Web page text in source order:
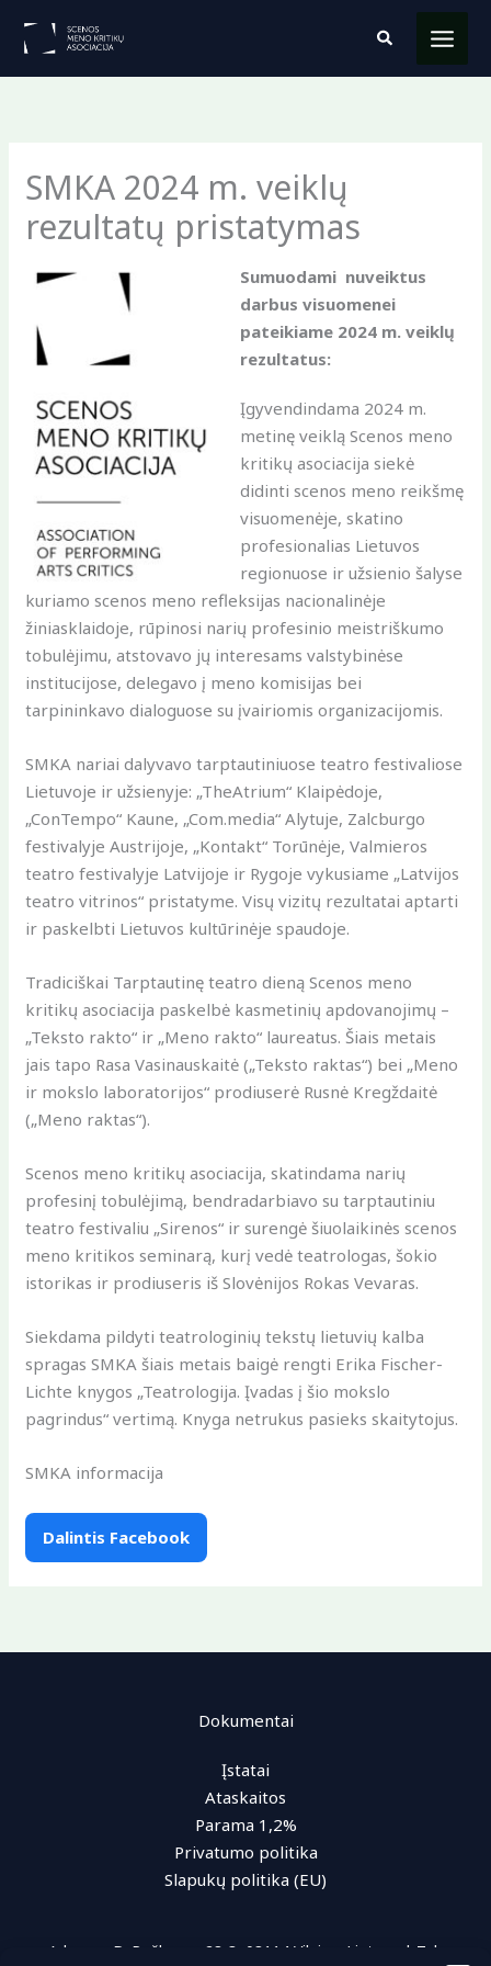
prie
Paieška
SMKA 2024 m. veiklų
rezultatų pristatymas
Sumuodami nuveiktus
darbus visuomenei
pateikiame 2024 m. veiklų
rezultatus:
Įgyvendindama 2024 m.
metinę veiklą Scenos meno
kritikų asociacija siekė
didinti scenos meno reikšmę
visuomenėje, skatino
profesionalias Lietuvos
regionuose ir užsienio šalyse
kuriamo scenos meno refleksijas nacionalinėje
žiniasklaidoje, rūpinosi narių profesinio meistriškumo
tobulėjimu, atstovavo jų interesams valstybinėse
institucijose, delegavo į meno komisijas bei
tarpininkavo dialoguose su įvairiomis organizacijomis.
SMKA nariai dalyvavo tarptautiniuose teatro festivaliose
Lietuvoje ir užsienyje: „TheAtrium“ Klaipėdoje,
„ConTempo“ Kaune, „Com.media“ Alytuje, Zalcburgo
festivalyje Austrijoje, „Kontakt“ Torūnėje, Valmieros
teatro festivalyje Latvijoje ir Rygoje vykusiame „Latvijos
teatro vitrinos“ pristatyme. Visų vizitų rezultatai aptarti
ir paskelbti Lietuvos kultūrinėje spaudoje.
Tradiciškai Tarptautinę teatro dieną Scenos meno
kritikų asociacija paskelbė kasmetinių apdovanojimų –
„Teksto rakto“ ir „Meno rakto“ laureatus. Šiais metais
jais tapo Rasa Vasinauskaitė („Teksto raktas“) bei „Meno
ir mokslo laboratorijos“ prodiuserė Rusnė Kregždaitė
(„Meno raktas“).
Scenos meno kritikų asociacija, skatindama narių
profesinį tobulėjimą, bendradarbiavo su tarptautiniu
teatro festivaliu „Sirenos“ ir surengė šiuolaikinės scenos
meno kritikos seminarą, kurį vedė teatrologas, šokio
istorikas ir prodiuseris iš Slovėnijos Rokas Vevaras.
Siekdama pildyti teatrologinių tekstų lietuvių kalba
spragas SMKA šiais metais baigė rengti Erika Fischer-
Lichte knygos „Teatrologija. Įvadas į šio mokslo
pagrindus“ vertimą. Knyga netrukus pasieks skaitytojus.
SMKA informacija
Dalintis Facebook
Dokumentai
Įstatai
Ataskaitos
Parama 1,2%
Privatumo politika
Slapukų politika (EU)
Adresas: D. Poškos g. 28-3, 08114 Vilnius, Lietuva | Tel.: